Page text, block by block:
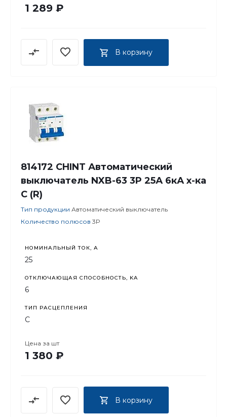
1 289 ₽
В корзину
814172 CHINT Автоматический
выключатель NXB-63 3P 25А 6кА х-ка
C (R)
Тип продукции Автоматический выключатель
Количество полюсов 3P
НОМИНАЛЬНЫЙ ТОК, А
25
ОТКЛЮЧАЮЩАЯ СПОСОБНОСТЬ, KA
6
ТИП РАСЦЕПЛЕНИЯ
C
Цена за шт
1 380 ₽
В корзину